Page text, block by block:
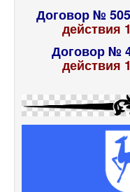
Договор №
действия
Договор №
действия